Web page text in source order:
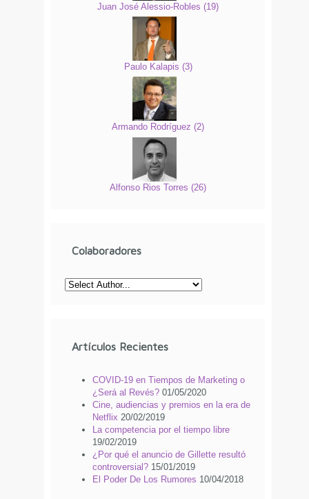
Juan José Alessio-Robles (19)
Paulo Kalapis (3)
Armando Rodríguez (2)
Alfonso Rios Torres (26)
Colaboradores
Artículos Recientes
COVID-19 en Tiempos de Marketing o
¿Será al Revés? 01/05/2020
Cine, audiencias y premios en la era de
Netflix 20/02/2019
La competencia por el tiempo libre
19/02/2019
¿Por qué el anuncio de Gillette resultó
controversial? 15/01/2019
El Poder De Los Rumores 10/04/2018